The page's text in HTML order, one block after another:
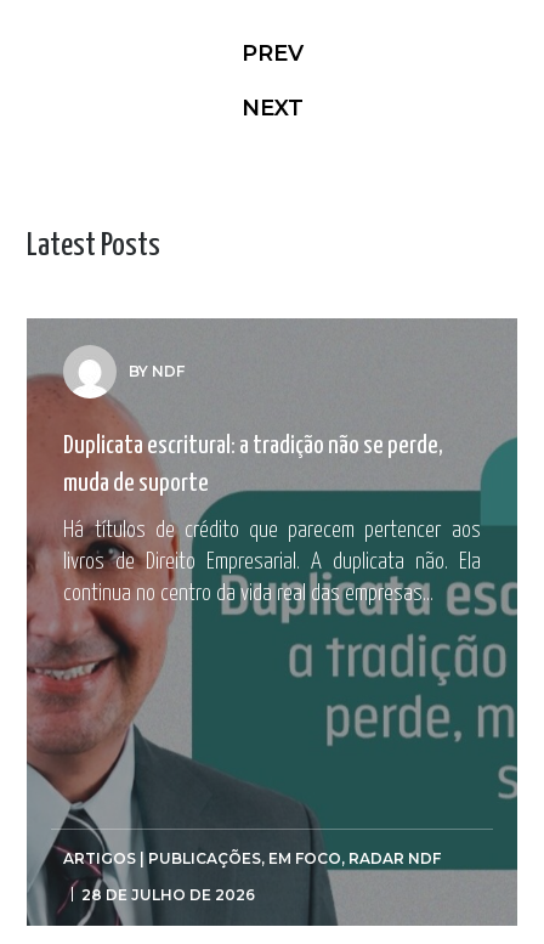
PREV
NEXT
Latest Posts
BY NDF
Duplicata escritural: a tradição não se perde,
muda de suporte
Há títulos de crédito que parecem pertencer aos
livros de Direito Empresarial. A duplicata não. Ela
continua no centro da vida real das empresas...
ARTIGOS | PUBLICAÇÕES, EM FOCO, RADAR NDF
28 DE JULHO DE 2026